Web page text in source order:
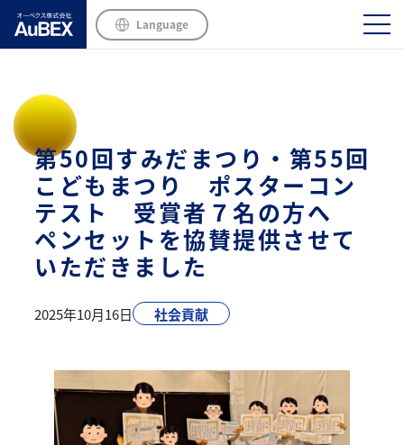
Language
第50回すみだまつり・第55回
こどもまつり ポスターコン
テスト 受賞者７名の方へ
ペンセットを協賛提供させて
いただきました
2025年10月16日 社会貢献